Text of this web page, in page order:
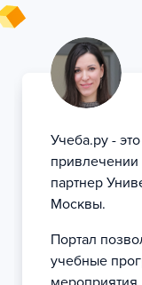
Учеба.ру -
привлечении
партнер
Москвы.
Портал
учебные